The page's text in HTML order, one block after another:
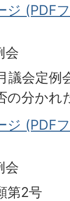
ジ (PDF
会
議会定例
の分かれ
ジ (PDF
会
第2号